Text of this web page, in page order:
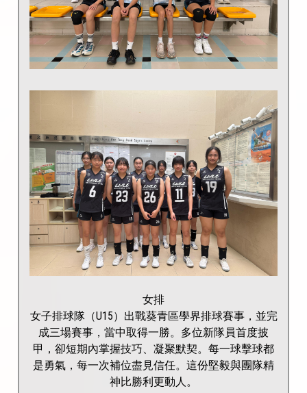
女排
女子排球隊（U15）出戰葵青區學界排球賽事，並完
成三場賽事，當中取得一勝。多位新隊員首度披
甲，卻短期內掌握技巧、凝聚默契。每一球擊球都
是勇氣，每一次補位盡見信任。這份堅毅與團隊精
神比勝利更動人。